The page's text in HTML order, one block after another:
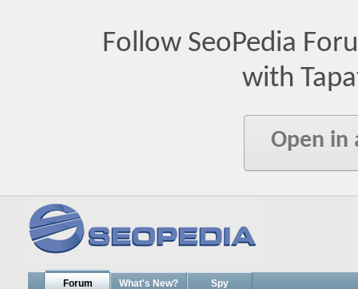
Follow SeoPedia
with
Open in
Forum What's New? Spy